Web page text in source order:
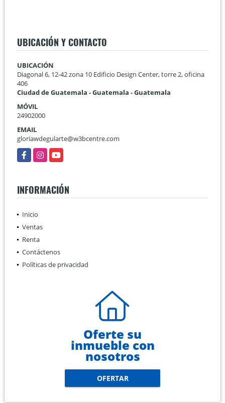
UBICACIÓN Y CONTACTO
UBICACIÓN
Diagonal 6, 12-42 zona 10 Edificio Design Center, torre 2, oficina
406
Ciudad de Guatemala - Guatemala - Guatemala
MÓVIL
24902000
EMAIL
gloriawdegularte@w3bcentre.com
FacebookInstagram
YouTube
INFORMACIÓN
Inicio
Ventas
Renta
Contáctenos
Políticas de privacidad
Oferte su
inmueble con
nosotros
OFERTAR